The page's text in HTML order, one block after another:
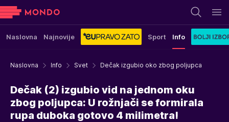
Naslovna Najnovije Sport Info
Naslovna Info Svet Dečak izgubio oko zbog poljupca
Dečak (2) izgubio vid na jednom oku
zbog poljupca: U rožnjači se formirala
rupa duboka gotovo 4 milimetra!